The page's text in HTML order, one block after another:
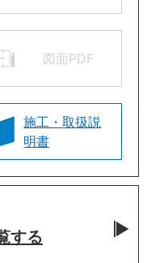
図面PDF
施工・取扱説
明書
する